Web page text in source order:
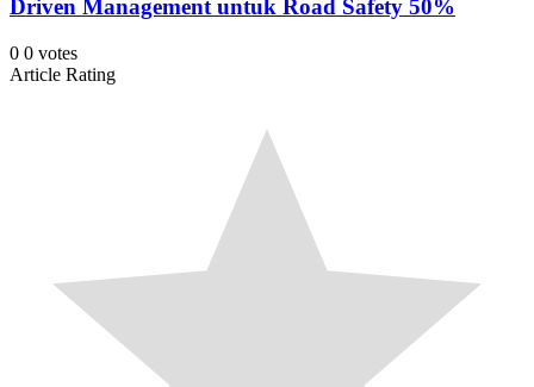
Driven Management untuk Road Safety 50%
0 0 votes
Article Rating